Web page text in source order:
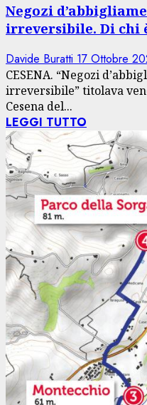
Negozi
irreversibile. Di chi
Davide Buratti 17 Ottobre
CESENA. “Negozi
irreversibile” titolava
Cesena del...
LEGGI TUTTO